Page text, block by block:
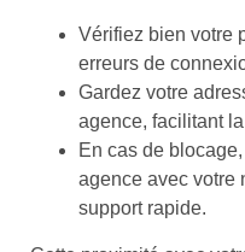
Vérifiez bien votre
erreurs de
Gardez votre
agence, facilitant
En cas de
agence avec votre
support rapide.